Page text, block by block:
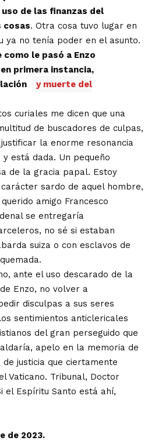
de las finanzas del
cosas. Otra cosa tuvo lugar en
ya no tenía poder en el asunto.
le pasó a Enzo
en primera instancia,
y muerte del
curiales me dicen que una
de buscadores de culpas,
la enorme resonancia
está dada. Un pequeño
de la gracia papal. Estoy
sardo de aquel hombre,
amigo Francesco
se entregaría
no sé si estaban
suiza o con esclavos de
ante el uso descarado de la
Enzo, no volver a
disculpas a sus seres
sentimientos anticlericales
del gran perseguido que
apelo en la memoria de
justicia que ciertamente
Vaticano. Tribunal, Doctor
el Espíritu Santo está ahí,
de 2023.